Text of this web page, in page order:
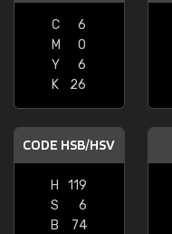
C
6
M
0
Y
6
K
26
CODE HSB/HSV
H
119
S
6
B
74